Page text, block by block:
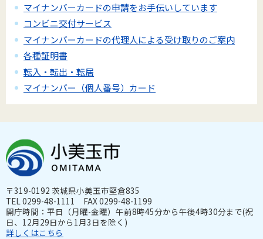
マイナンバーカードの申請をお手伝いしています
コンビニ交付サービス
マイナンバーカードの代理人による受け取りのご案内
各種証明書
転入・転出・転居
マイナンバー（個人番号）カード
〒319-0192 茨城県小美玉市堅倉835
TEL 0299-48-1111 FAX 0299-48-1199
開庁時間：平日（月曜-金曜）午前8時45分から午後4時30分まで(祝
日、12月29日から1月3日を除く)
詳しくはこちら